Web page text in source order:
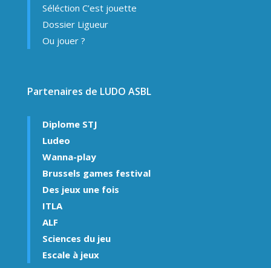
Séléction C’est jouette
Dossier Ligueur
Ou jouer ?
Partenaires de LUDO ASBL
Diplome STJ
Ludeo
Wanna-play
Brussels games festival
Des jeux une fois
ITLA
ALF
Sciences du jeu
Escale à jeux